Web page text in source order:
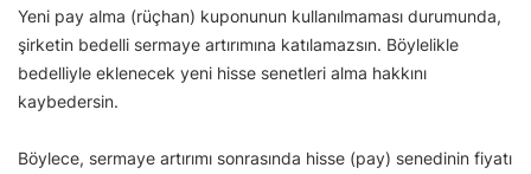
Yeni pay alma (rüçhan) kuponunun kullanılmaması durumunda,
şirketin bedelli sermaye artırımına katılamazsın. Böylelikle
bedelliyle eklenecek yeni hisse senetleri alma hakkını
kaybedersin.
Böylece, sermaye artırımı sonrasında hisse (pay) senedinin fiyatı